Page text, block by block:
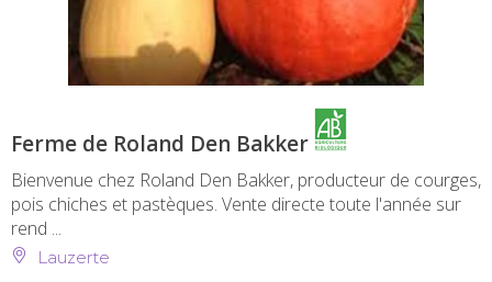
Ferme de Roland Den Bakker
Bienvenue chez Roland Den Bakker, producteur de courges,
pois chiches et pastèques. Vente directe toute l'année sur
rend ...
Lauzerte